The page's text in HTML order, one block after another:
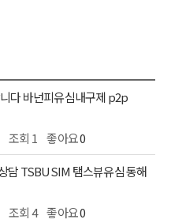
조회 1 좋아요0
조회 4 좋아요0